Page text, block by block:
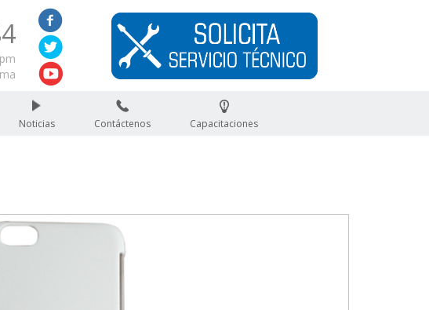
Noticias Contáctenos Capacitaciones